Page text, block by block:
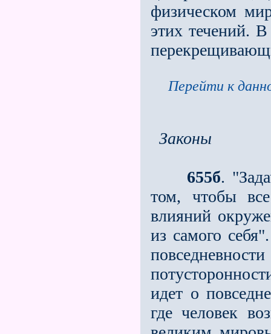
физическом
этих течений.
Перейти к
Законы
655б.
том, чтобы
влияний
из самого
идет о
где человек